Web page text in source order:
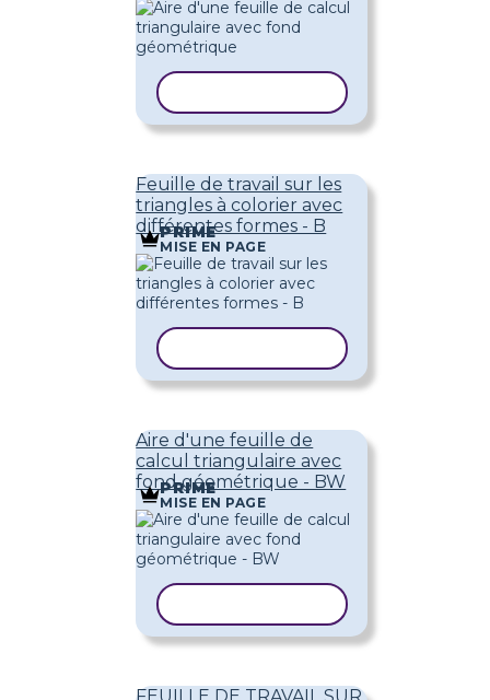
Feuille de travail sur les
triangles à colorier avec
différentes formes - B
PRIME
MISE EN PAGE
Aire d'une feuille de
calcul triangulaire avec
fond géométrique - BW
PRIME
MISE EN PAGE